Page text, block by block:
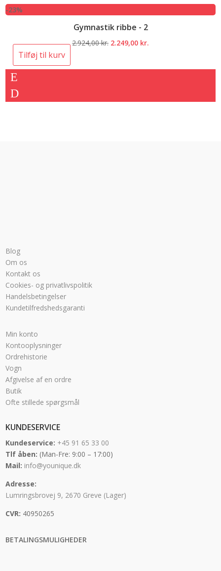
-23%
Gymnastik ribbe - 2
2.924,00kr. Den
2.249,00 kr.
Tilføj til kurv
Blog
Om os
Kontakt os
Cookies- og privatlivspolitik
Handelsbetingelser
Kundetilfredshedsgaranti
Min konto
Kontooplysninger
Ordrehistorie
Vogn
Afgivelse af en ordre
Butik
Ofte stillede spørgsmål
KUNDESERVICE
Kundeservice: +45 91 65 33 00
Tlf åben: (Man-Fre: 9:00 – 17:00)
Mail: info@younique.dk
Adresse:
Lumringsbrovej 9, 2670 Greve (Lager)
CVR: 40950265
BETALINGSMULIGHEDER